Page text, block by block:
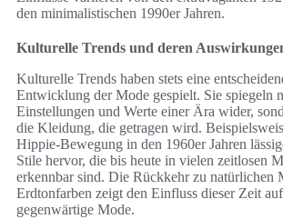
den minimalistischen 1990er Jahren.
Kulturelle Trends und deren
Kulturelle Trends haben stets eine
Entwicklung der Mode gespielt. Sie spiegeln
Einstellungen und Werte einer Ära wider,
die Kleidung, die getragen wird.
Hippie-Bewegung in den 1960er Jahren
Stile hervor, die bis heute in vielen zeitlosen
erkennbar sind. Die Rückkehr zu natürlichen
Erdtonfarben zeigt den Einfluss dieser Zeit
gegenwärtige Mode.